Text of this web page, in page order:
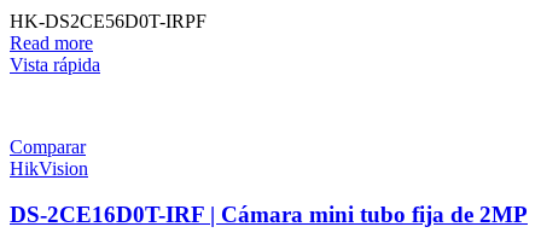
HK-DS2CE56D0T-IRPF
Read more
Vista rápida
Comparar
HikVision
DS-2CE16D0T-IRF | Cámara mini tubo fija de 2MP